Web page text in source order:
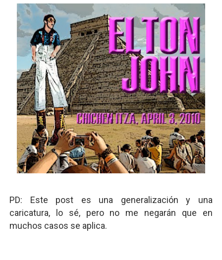
PD: Este post es una generalización y una
caricatura, lo sé, pero no me negarán que en
muchos casos se aplica.